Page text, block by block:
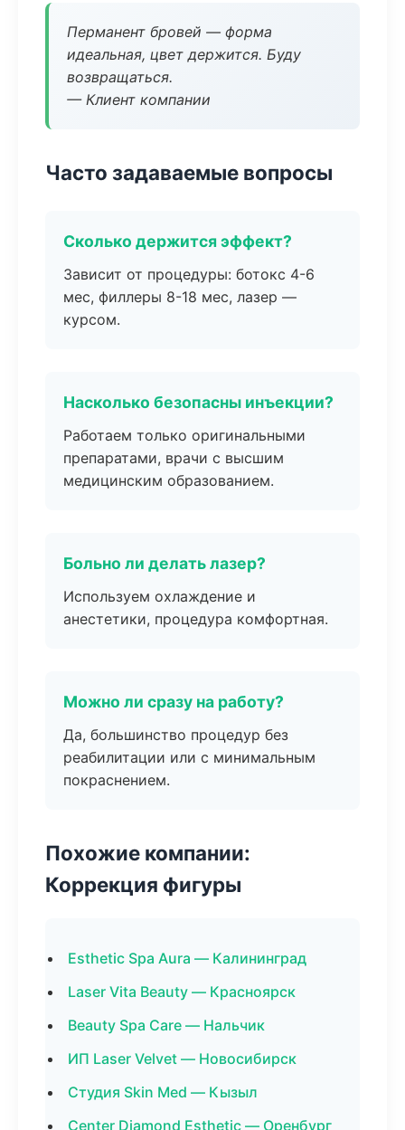
Перманент бровей — форма
идеальная, цвет держится. Буду
возвращаться.
— Клиент компании
Часто задаваемые вопросы
Сколько держится эффект?
Зависит от процедуры: ботокс 4-6
мес, филлеры 8-18 мес, лазер —
курсом.
Насколько безопасны инъекции?
Работаем только оригинальными
препаратами, врачи с высшим
медицинским образованием.
Больно ли делать лазер?
Используем охлаждение и
анестетики, процедура комфортная.
Можно ли сразу на работу?
Да, большинство процедур без
реабилитации или с минимальным
покраснением.
Похожие компании:
Коррекция фигуры
Esthetic Spa Aura — Калининград
Laser Vita Beauty — Красноярск
Beauty Spa Care — Нальчик
ИП Laser Velvet — Новосибирск
Студия Skin Med — Кызыл
Center Diamond Esthetic — Оренбург